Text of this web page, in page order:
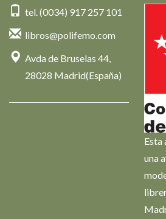
tel. (0034) 917 257 101
libros@polifemo.com
Avda de Bruselas 44,
28028 Madrid(España)
Esta
una